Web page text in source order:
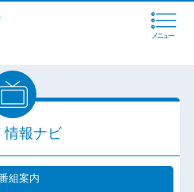
メニュー
情報ナビ
組案内